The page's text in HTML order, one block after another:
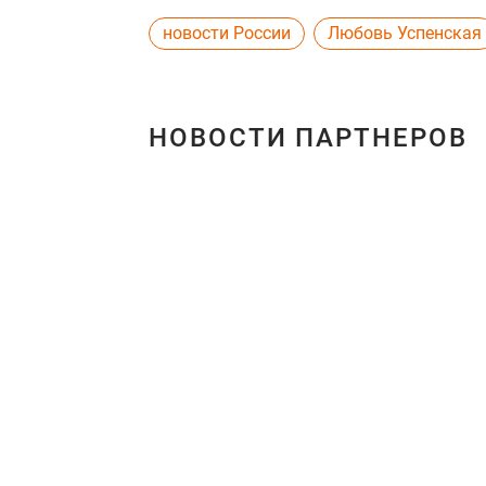
новости России Любовь Успенская
НОВОСТИ ПАРТНЕРОВ